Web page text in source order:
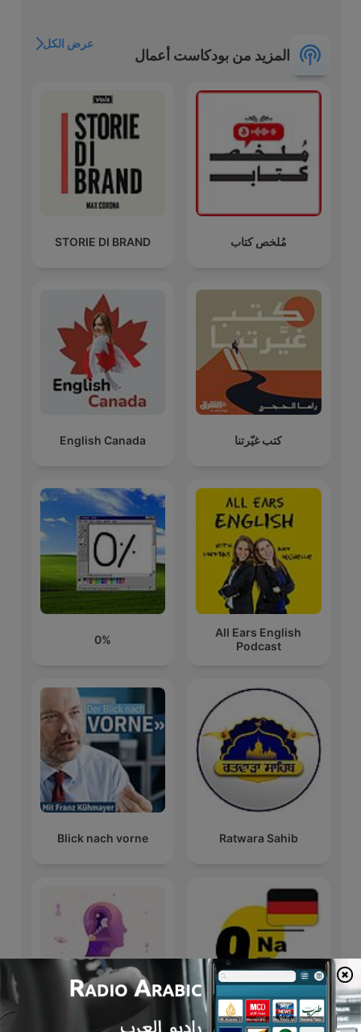
المزيد من بودكاست أعمال
عرض الكل
مُلخص كتاب STORIE DI BRAND
كتب غيّرتنا English Canada
All Ears English
Podcast
0%
Ratwara Sahib
Blick nach vorne